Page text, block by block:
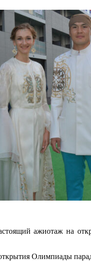
ажиотаж на
Олимпиады